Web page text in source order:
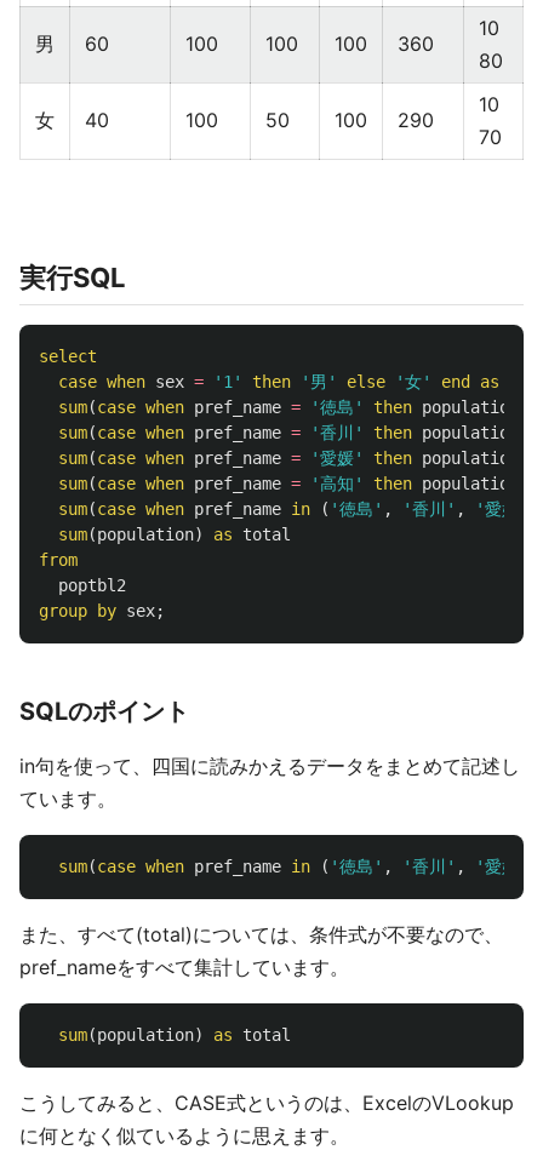
男 60 100 100 100 360
10
80
女 40 100 50 100 290
10
70
実行SQL
select
case when sex = '1' then '男' else '女' end as
sum(case when pref_name = '徳島' then population
sum(case when pref_name = '香川' then population
sum(case when pref_name = '愛媛' then population
sum(case when pref_name = '高知' then population
sum(case when pref_name in ( '徳島' , '香川' , '愛媛'
sum(population) as
total
from
poptbl2
group
by sex;
SQLのポイント
in句を使って、四国に読みかえるデータをまとめて記述し
ています。
sum(case when pref_name in ( '徳島' , '香川' , '愛媛'
また、すべて(total)については、条件式が不要なので、
pref_nameをすべて集計しています。
sum(population) as total
こうしてみると、CASE式というのは、ExcelのVLookup
に何となく似ているように思えます。